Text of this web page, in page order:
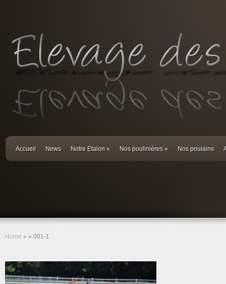
Accueil News Notre Etalon » Nos poulinières» Nos poulains
Home » » 001-1